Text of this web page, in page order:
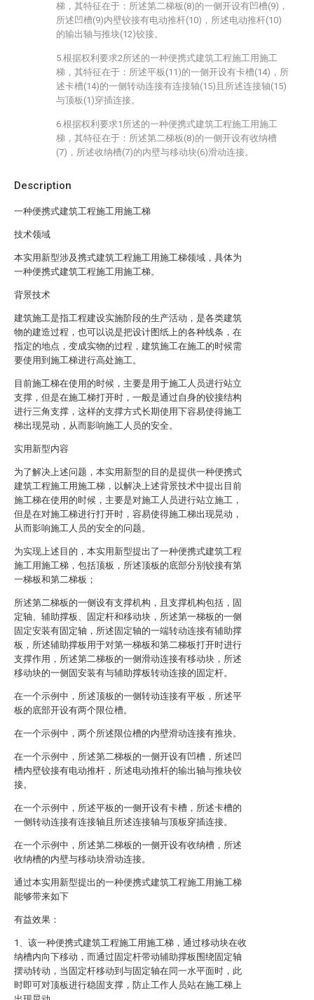
Description
一种便携式建筑工程施工用施工梯
技术领域
本实用新型涉及携式建筑工程施工用施工梯领域，具体为
一种便携式建筑工程施工用施工梯。
背景技术
建筑施工是指工程建设实施阶段的生产活动，是各类建筑
物的建造过程，也可以说是把设计图纸上的各种线条，在
指定的地点，变成实物的过程，建筑施工在施工的时候需
要使用到施工梯进行高处施工。
目前施工梯在使用的时候，主要是用于施工人员进行站立
支撑，但是在施工梯打开时，一般是通过自身的铰接结构
进行三角支撑，这样的支撑方式长期使用下容易使得施工
梯出现晃动，从而影响施工人员的安全。
实用新型内容
为了解决上述问题，本实用新型的目的是提供一种便携式
建筑工程施工用施工梯，以解决上述背景技术中提出目前
施工梯在使用的时候，主要是对施工人员进行站立施工，
但是在对施工梯进行打开时，容易使得施工梯出现晃动，
从而影响施工人员的安全的问题。
为实现上述目的，本实用新型提出了一种便携式建筑工程
施工用施工梯，包括顶板，所述顶板的底部分别铰接有第
一梯板和第二梯板；
所述第二梯板的一侧设有支撑机构，且支撑机构包括，固
定轴、辅助撑板、固定杆和移动块，所述第一梯板的一侧
固定安装有固定轴，所述固定轴的一端转动连接有辅助撑
板，所述辅助撑板用于对第一梯板和第二梯板打开时进行
支撑作用，所述第二梯板的一侧滑动连接有移动块，所述
移动块的一侧固安装有与辅助撑板转动连接的固定杆。
在一个示例中，所述顶板的一侧转动连接有平板，所述平
板的底部开设有两个限位槽。
在一个示例中，两个所述限位槽的内壁滑动连接有推块。
在一个示例中，所述第二梯板的一侧开设有凹槽，所述凹
槽内壁铰接有电动推杆，所述电动推杆的输出轴与推块铰
接。
在一个示例中，所述平板的一侧开设有卡槽，所述卡槽的
一侧转动连接有连接轴且所述连接轴与顶板穿插连接。
在一个示例中，所述第二梯板的一侧开设有收纳槽，所述
收纳槽的内壁与移动块滑动连接。
通过本实用新型提出的一种便携式建筑工程施工用施工梯
能够带来如下
有益效果：
1、该一种便携式建筑工程施工用施工梯，通过移动块在收
纳槽内向下移动，而通过固定杆带动辅助撑板围绕固定轴
摆动转动，当固定杆移动到与固定轴在同一水平面时，此
时即可对顶板进行稳固支撑，防止工作人员站在施工梯上
梯，其特征在于：所述第二梯板(8)的一侧开设有凹槽(9)，
所述凹槽(9)内壁铰接有电动推杆(10)，所述电动推杆(10)
的输出轴与推块(12)铰接。
5.根据权利要求2所述的一种便携式建筑工程施工用施工
梯，其特征在于：所述平板(11)的一侧开设有卡槽(14)，所
述卡槽(14)的一侧转动连接有连接轴(15)且所述连接轴(15)
与顶板(1)穿插连接。
6.根据权利要求1所述的一种便携式建筑工程施工用施工
梯，其特征在于：所述第二梯板(8)的一侧开设有收纳槽
(7)，所述收纳槽(7)的内壁与移动块(6)滑动连接。